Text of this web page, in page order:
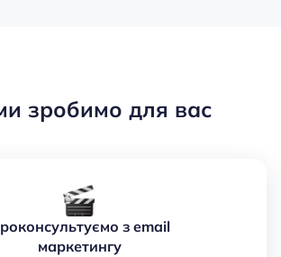
зробимо для вас
з email
маркетингу